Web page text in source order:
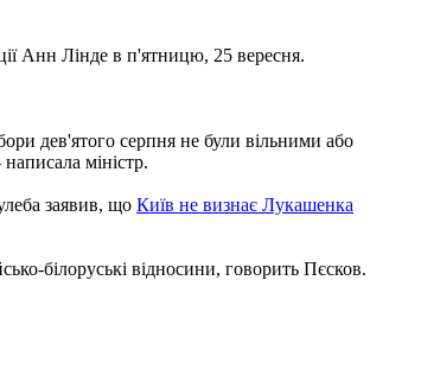
Анн Лінде в п'ятницю, 25 вересня.
дев'ятого серпня не були вільними або
міністр.
заявив, що Київ не визнає Лукашенка
білоруські відносини, говорить Пєсков.